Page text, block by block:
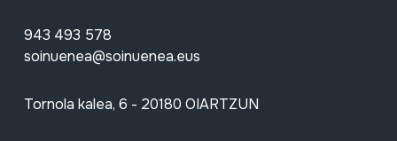
943 493 578
soinuenea@soinuenea.eus
Tornola kalea, 6 - 20180 OIARTZUN